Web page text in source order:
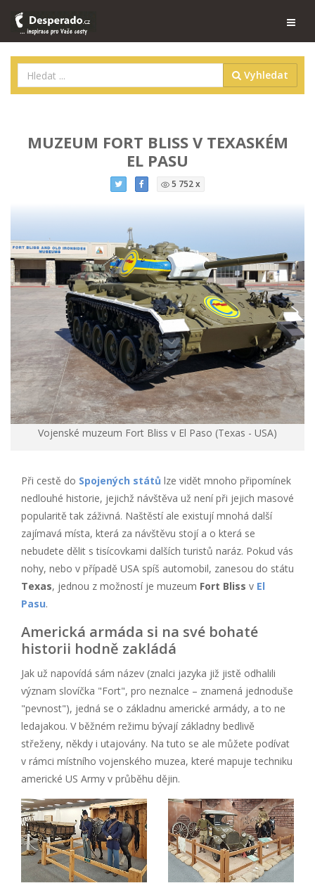
Vyhledat
MUZEUM FORT BLISS V TEXASKÉM
EL PASU
5 752 x
Vojenské muzeum Fort Bliss v El Paso (Texas - USA)
Při cestě do Spojených států lze vidět mnoho připomínek
nedlouhé historie, jejichž návštěva už není při jejich masové
popularitě tak záživná. Naštěstí ale existují mnohá další
zajímavá místa, která za návštěvu stojí a o která se
nebudete dělit s tisícovkami dalších turistů naráz. Pokud vás
nohy, nebo v případě USA spíš automobil, zanesou do státu
Texas, jednou z možností je muzeum Fort Bliss v El
Pasu.
Americká armáda si na své bohaté
historii hodně zakládá
Jak už napovídá sám název (znalci jazyka již jistě odhalili
význam slovíčka "Fort", pro neznalce – znamená jednoduše
"pevnost"), jedná se o základnu americké armády, a to ne
ledajakou. V běžném režimu bývají základny bedlivě
střeženy, někdy i utajovány. Na tuto se ale můžete podívat
v rámci místního vojenského muzea, které mapuje techniku
americké US Army v průběhu dějin.